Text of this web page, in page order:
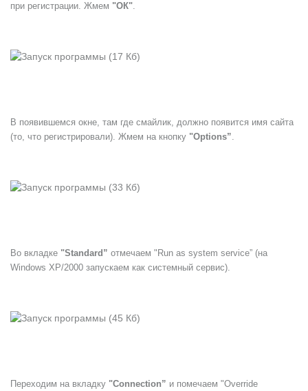
при регистрации. Жмем "ОК".
В появившемся окне, там где смайлик, должно появится имя сайта
(то, что регистрировали). Жмем на кнопку "Options”.
Во вкладке "Standard” отмечаем "Run as system service” (на
Windows XP/2000 запускаем как системный сервис).
Переходим на вкладку "Connection” и помечаем "Override